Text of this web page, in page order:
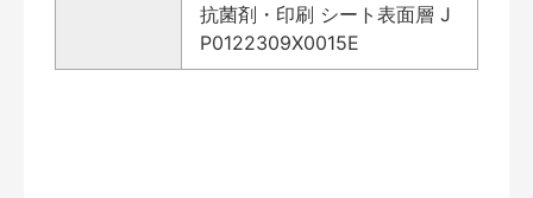
抗菌剤・印刷 シート表面層 J
P0122309X0015E